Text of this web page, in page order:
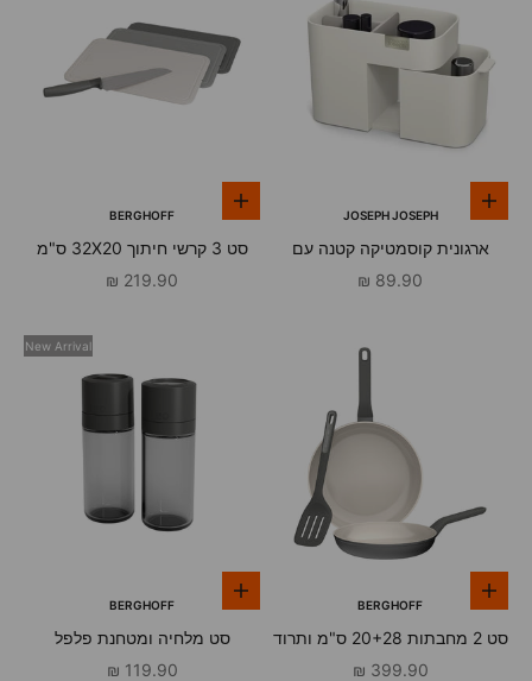
הוספה לסלJOSEPH JOSEPH
ארגונית קוסמטיקה קטנה עם
מגירה Viva
מחיר מבצע
89.90 ₪
הוספה לסלBERGHOFF
סט 3 קרשי חיתוך 32X20 ס"מ
עם סכין סנטוקו Balance Carbon
מחיר מבצע
219.90 ₪
הוספה לסלBERGHOFF
סט 2 מחבתות 20+28 ס"מ ותרוד
Balance Carbon ברגהוף
מחיר מבצע
399.90 ₪
New Arrival
הוספה לסלBERGHOFF
סט מלחיה ומטחנת פלפל
Balance Carbon ברגהוף
מחיר מבצע
119.90 ₪